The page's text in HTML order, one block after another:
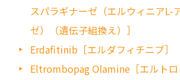
スパラギナーゼ（エルウィニアL-
ゼ）（遺伝子組換え）］
Erdafitinib［エルダフィチニブ］
Eltrombopag Olamine［エルト